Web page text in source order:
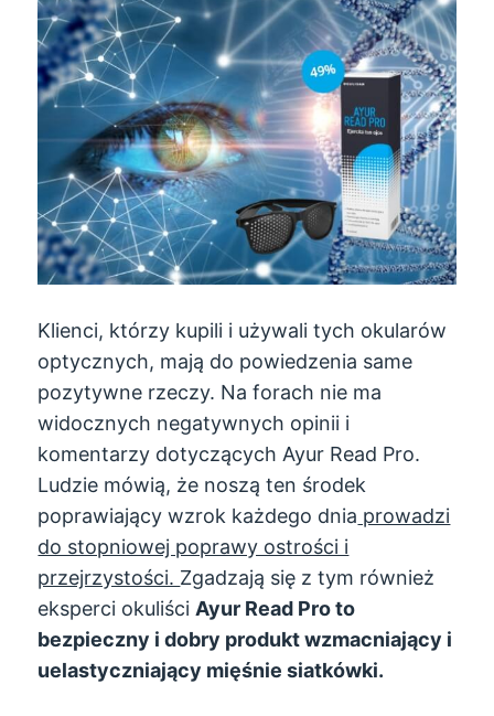
Klienci, którzy kupili i używali tych okularów
optycznych, mają do powiedzenia same
pozytywne rzeczy. Na forach nie ma
widocznych negatywnych opinii i
komentarzy dotyczących Ayur Read Pro.
Ludzie mówią, że noszą ten środek
poprawiający wzrok każdego dnia prowadzi
do stopniowej poprawy ostrości i
przejrzystości. Zgadzają się z tym również
eksperci okuliściAyur Read Pro to
bezpieczny i dobry produkt wzmacniający i
uelastyczniający mięśnie siatkówki.